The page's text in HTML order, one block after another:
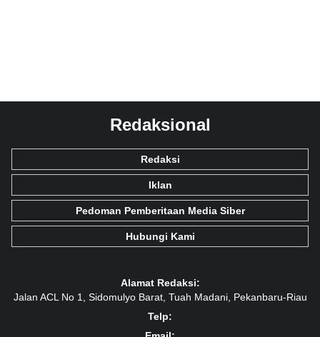
Redaksional
Redaksi
Iklan
Pedoman Pemberitaan Media Siber
Hubungi Kami
Alamat Redaksi:
Jalan ACL No 1, Sidomulyo Barat, Tuah Madani, Pekanbaru-Riau
Telp: